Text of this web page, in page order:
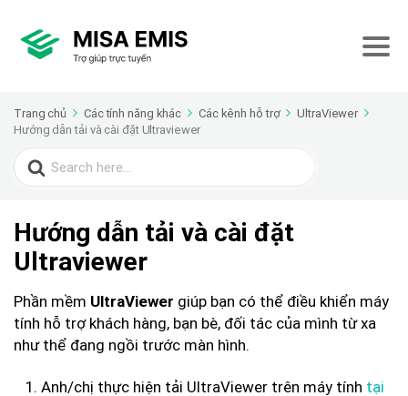
Trang chủ Các tính năng khác Các kênh hỗ trợ
UltraViewer
Hướng dẫn tải và cài đặt Ultraviewer
Search
for:
Hướng dẫn tải và cài đặt
Ultraviewer
Phần mềm UltraViewer giúp bạn có thể điều khiển máy
tính hỗ trợ khách hàng, bạn bè, đối tác của mình từ xa
như thể đang ngồi trước màn hình.
Anh/chị thực hiện tải UltraViewer trên máy tính tại